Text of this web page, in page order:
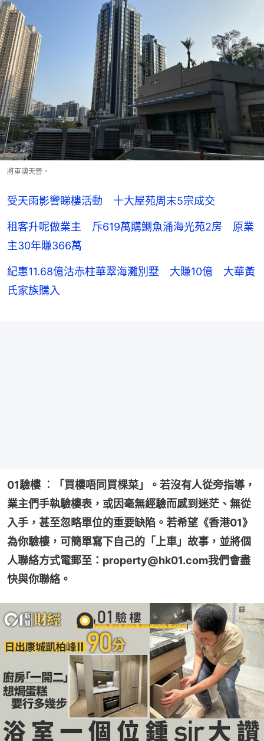
將軍澳天晉。
受天雨影響睇樓活動 十大屋苑周末5宗成交
租客升呢做業主 斥619萬購鰂魚涌海光苑2房 原業
主30年賺366萬
紀惠11.68億沽赤柱華翠海灘別墅 大賺10億 大華黃
氏家族購入
01驗樓 ︰「買樓唔同買棵菜」。若沒有人從旁指導，
業主們手執驗樓表，或因毫無經驗而感到迷茫、無從
入手，甚至忽略單位的重要缺陷。若希望《香港01》
為你驗樓，可簡單寫下自己的「上車」故事，並將個
人聯絡方式電郵至：property@hk01.com我們會盡
快與你聯絡。